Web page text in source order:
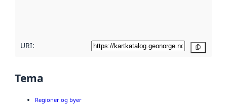
URI:
Tema
Regioner og byer